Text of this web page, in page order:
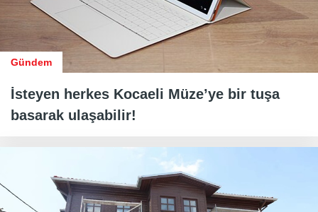
Gündem
İsteyen herkes Kocaeli Müze’ye bir tuşa
basarak ulaşabilir!